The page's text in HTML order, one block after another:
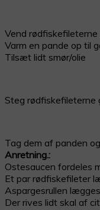
Vend rødfiskefileterne
Varm en pande op til
Tilsæt lidt smør/olie
Steg rødfiskefileterne
Tag dem af panden
Anretning.:
Ostesaucen fordeles
Et par rødfiskefileter
Aspargesrullen
Der rives lidt skal af